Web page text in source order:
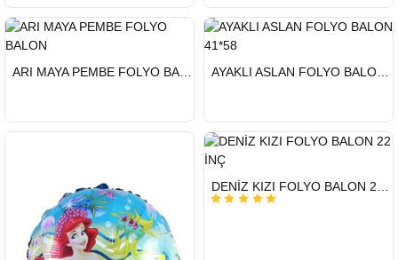
HIZLI
GÖNDERİ
ARI MAYA PEMBE FOLYO BALON
HIZLI
GÖNDERİ
AYAKLI ASLAN FOLYO BALON 41*58
HIZLI
GÖNDERİ
DENİZ KIZI FOLYO BALON 22 İNÇ